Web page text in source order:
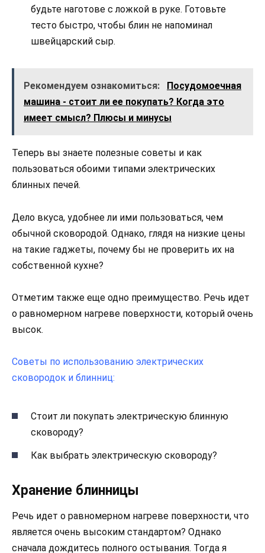
будьте наготове с ложкой в руке. Готовьте
тесто быстро, чтобы блин не напоминал
швейцарский сыр.
Рекомендуем ознакомиться:
Посудомоечная
машина - стоит ли ее покупать? Когда это
имеет смысл? Плюсы и минусы
Теперь вы знаете полезные советы и как
пользоваться обоими типами электрических
блинных печей.
Дело вкуса, удобнее ли ими пользоваться, чем
обычной сковородой. Однако, глядя на низкие цены
на такие гаджеты, почему бы не проверить их на
собственной кухне?
Отметим также еще одно преимущество. Речь идет
о равномерном нагреве поверхности, который очень
высок.
Советы по использованию электрических
сковородок и блинниц:
Стоит ли покупать электрическую блинную
сковороду?
Как выбрать электрическую сковороду?
Хранение блинницы
Речь идет о равномерном нагреве поверхности, что
является очень высоким стандартом? Однако
сначала дождитесь полного остывания. Тогда я